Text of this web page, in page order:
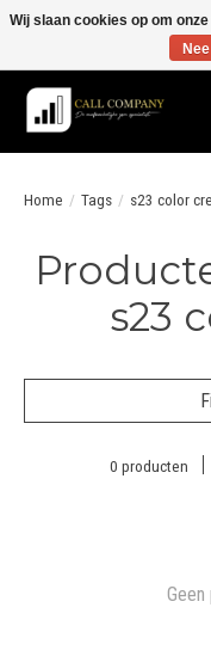
Vóór 19:00 besteld morgen in huis!
Home / Tags / s23 color
s23
0 producten
Wij slaan cookies op om
Nee